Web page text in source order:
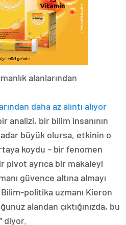
alanlarından
daha az alıntı alıyor
analizi, bir bilim insanının
büyük olursa, etkinin o
koydu – bir fenomen
pivot ayrıca bir makaleyi
güvence altına almayı
politika uzmanı Kieron
alandan çıktığınızda, bu
diyor.